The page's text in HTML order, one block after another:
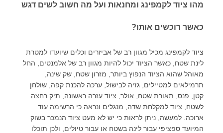
מהו ציוד לקמפינג ומחנאות ועל מה חשוב לשים דגש
כאשר רוכשים אותו?
ציוד לקמפינג מכיל מגוון רב של אביזרים וכלים שיועדו למטרת
לינת שטח, כאשר הציוד יכול להיות מגוון רב של אלמנטים, החל
מאוהל שהוא הציוד הנפוץ ביותר, מזרון שטח, שק שינה,
תרמילאים למטיילים, גזיה לבישול, ערכה להכנת קפה, שולחן
קטן, פנס, תאורת שטח, אולר, ציוד עזרה ראשונה, תיק רחצה
לשטח, ציוד למקלחת שדה, מנגלים ונראה כי הרשימה עוד
ארוכה. למעשה, ניתן לראות כי יש לא מעט ציוד הנמכר בשוק
המיועד ספציפי עבור לינה בשטח או עבור טיולים, ולכן תוכלו